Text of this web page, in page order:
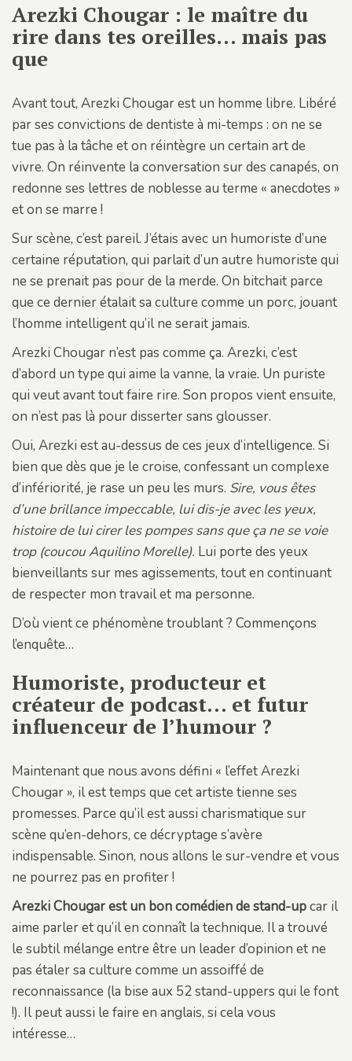
Arezki Chougar : le maître du
rire dans tes oreilles… mais pas
que
Avant tout, Arezki Chougar est un homme libre. Libéré
par ses convictions de dentiste à mi-temps : on ne se
tue pas à la tâche et on réintègre un certain art de
vivre. On réinvente la conversation sur des canapés, on
redonne ses lettres de noblesse au terme « anecdotes »
et on se marre !
Sur scène, c’est pareil. J’étais avec un humoriste d’une
certaine réputation, qui parlait d’un autre humoriste qui
ne se prenait pas pour de la merde. On bitchait parce
que ce dernier étalait sa culture comme un porc, jouant
l’homme intelligent qu’il ne serait jamais.
Arezki Chougar n’est pas comme ça. Arezki, c’est
d’abord un type qui aime la vanne, la vraie. Un puriste
qui veut avant tout faire rire. Son propos vient ensuite,
on n’est pas là pour disserter sans glousser.
Oui, Arezki est au-dessus de ces jeux d’intelligence. Si
bien que dès que je le croise, confessant un complexe
d’infériorité, je rase un peu les murs. Sire, vous êtes
d’une brillance impeccable, lui dis-je avec les yeux,
histoire de lui cirer les pompes sans que ça ne se voie
trop (coucou Aquilino Morelle). Lui porte des yeux
bienveillants sur mes agissements, tout en continuant
de respecter mon travail et ma personne.
D’où vient ce phénomène troublant ? Commençons
l’enquête…
Humoriste, producteur et
créateur de podcast… et futur
influenceur de l’humour ?
Maintenant que nous avons défini « l’effet Arezki
Chougar », il est temps que cet artiste tienne ses
promesses. Parce qu’il est aussi charismatique sur
scène qu’en-dehors, ce décryptage s’avère
indispensable. Sinon, nous allons le sur-vendre et vous
ne pourrez pas en profiter !
Arezki Chougar est un bon comédien de stand-upcar il
aime parler et qu’il en connaît la technique. Il a trouvé
le subtil mélange entre être un leader d’opinion et ne
pas étaler sa culture comme un assoiffé de
reconnaissance (la bise aux 52 stand-uppers qui le font
!). Il peut aussi le faire en anglais, si cela vous
intéresse…